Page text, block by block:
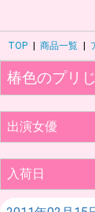
TOP 商品一覧
椿色のプリ
出演女優
入荷日